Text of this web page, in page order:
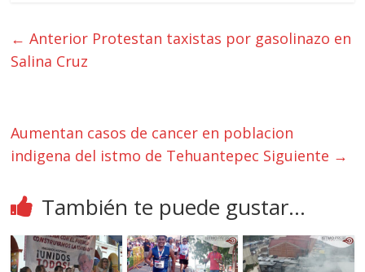
← Anterior Protestan taxistas por gasolinazo en
Salina Cruz
Aumentan casos de cancer en poblacion
indigena del istmo de Tehuantepec Siguiente →
También te puede gustar...